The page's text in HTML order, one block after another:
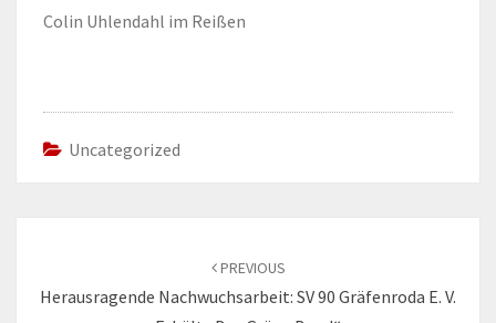
Colin Uhlendahl im Reißen
Uncategorized
PREVIOUS
Herausragende Nachwuchsarbeit: SV 90 Gräfenroda E. V.